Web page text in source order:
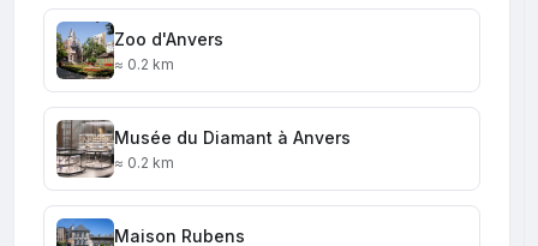
Zoo d'Anvers
≈ 0.2 km
Musée du Diamant à Anvers
≈ 0.2 km
Maison Rubens